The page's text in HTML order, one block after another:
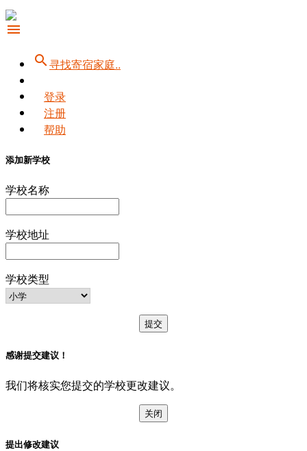
menu
search寻找寄宿家庭..
登录
注册
帮助
添加新学校
学校名称
学校地址
学校类型
提交
感谢提交建议！
我们将核实您提交的学校更改建议。
关闭
提出修改建议